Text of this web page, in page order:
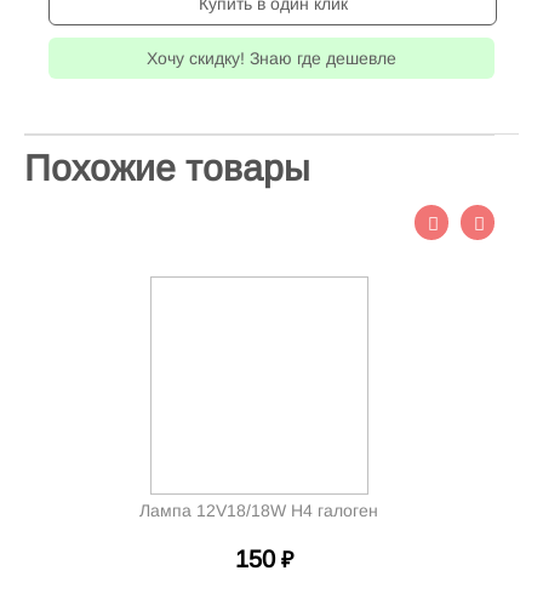
Купить в один клик
Хочу скидку! Знаю где дешевле
Похожие товары
Лампа 12V18/18W H4 галоген
150 ₽